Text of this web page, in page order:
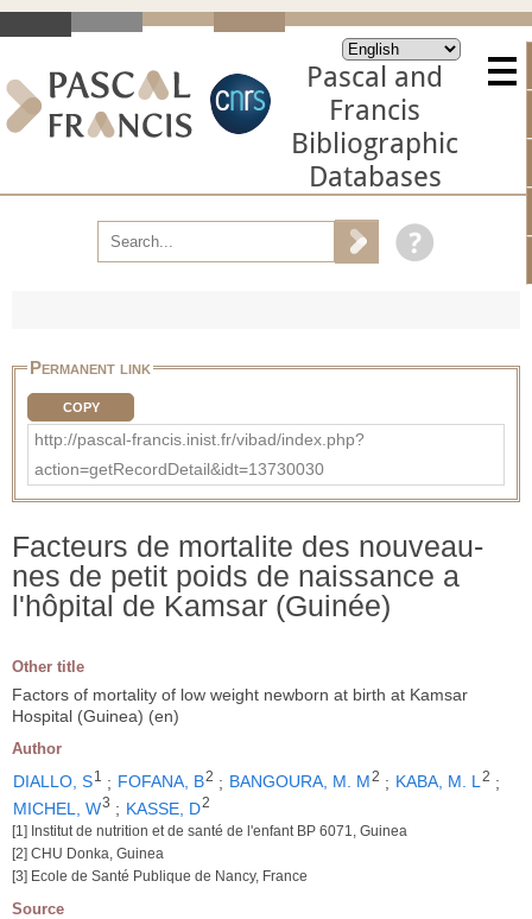
Pascal and
Francis
Bibliographic
Databases
Permanent link
COPY
http://pascal-francis.inist.fr/vibad/index.php?
action=getRecordDetail&idt=13730030
Facteurs de mortalite des nouveau-
nes de petit poids de naissance a
l'hôpital de Kamsar (Guinée)
Other title
Factors of mortality of low weight newborn at birth at Kamsar
Hospital (Guinea) (en)
Author
DIALLO, S1 ; FOFANA, B2 ; BANGOURA, M. M2 ; KABA, M. L2 ;
MICHEL, W3 ; KASSE, D2
[1] Institut de nutrition et de santé de l'enfant BP 6071, Guinea
[2] CHU Donka, Guinea
[3] Ecole de Santé Publique de Nancy, France
Source